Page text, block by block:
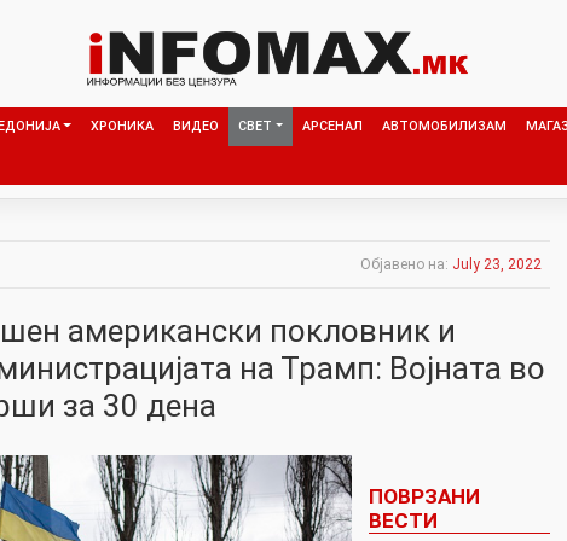
ХРОНИКА ВИДЕО СВЕТ АРСЕНАЛ АВТОМОБИЛИЗАМ
Објавено на: July 23, 2022
американски покловник и
на Трамп: Војната во
за 30 дена
ПОВРЗАНИ
ВЕСТИ